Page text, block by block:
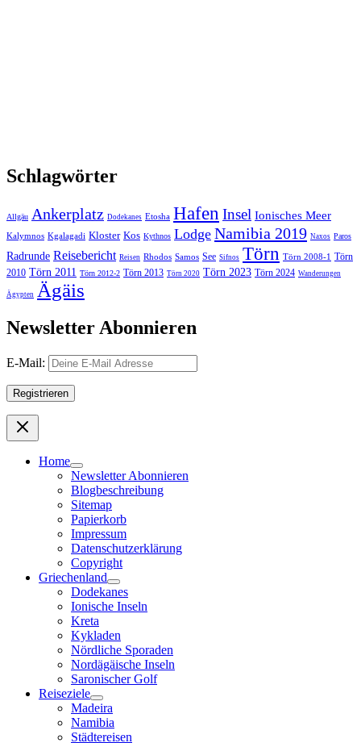
Schlagwörter
Allgäu Ankerplatz Dodekanes Etosha Hafen Insel Ionisches Meer
Kalymnos Kgalagadi Kloster Kos Kythnos Lodge Namibia 2019 Naxos Paros
Radrunde Reisebericht Reisen Rhodos Samos See Sifnos Törn Törn 2008-1 Törn
2010 Törn 2011 Törn 2012-2 Törn 2013 Törn 2020 Törn 2023 Törn 2024 Wanderungen
Ägypten Ägäis
Newsletter Abonnieren
E-Mail:
Home
Newsletter Abonnieren
Blogbeschreibung
Sitemap
Papierkorb
Impressum
Datenschutzerklärung
Copyright
Griechenland
Dodekanes
Ionische Inseln
Kreta
Kykladen
Nördliche Sporaden
Nordägäische Inseln
Saronischer Golf
Reiseziele
Madeira
Namibia
Städtereisen